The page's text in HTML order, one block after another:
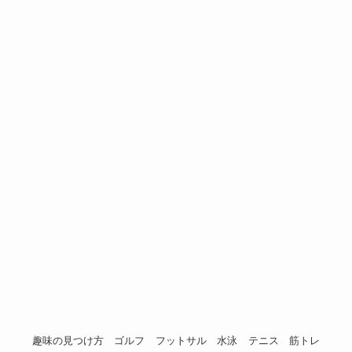
趣味の見つけ方 ゴルフ フットサル 水泳 テニス 筋トレ